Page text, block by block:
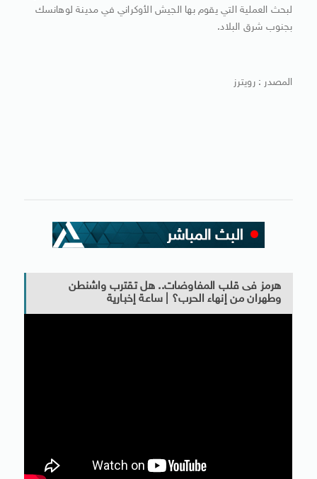
لبحث العملية التي يقوم بها الجيش الأوكراني في مدينة لوهانسك
بجنوب شرق البلاد.
المصدر : رويترز
هرمز فى قلب المفاوضات.. هل تقترب واشنطن
وطهران من إنهاء الحرب؟ | ساعة إخبارية